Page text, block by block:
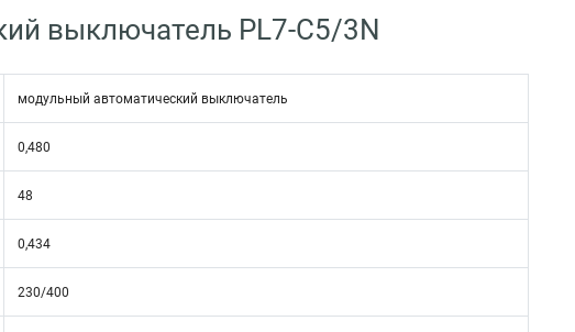
выключатель PL7-C5/3N
модульный автоматический выключатель
0,480
48
0,434
230/400